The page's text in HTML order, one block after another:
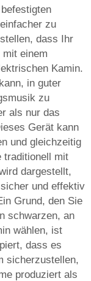
zu
dass Ihr
einem
Kamin.
in guter
zu
als nur das
Gerät kann
und gleichzeitig
traditionell mit
dargestellt,
und effektiv
Grund, den Sie
schwarzen, an
wählen, ist
dass es
sicherzustellen,
produziert als